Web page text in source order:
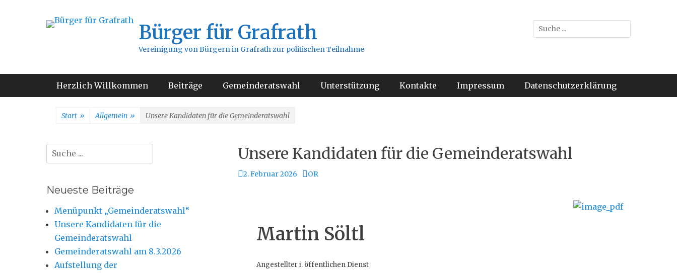
Bürger für Grafrath
Vereinigung von Bürgern in Grafrath zur politischen Teilnahme
Suche
nach:
Hauptmenü
Weiter
Herzlich Willkommen Beiträge Gemeinderatswahl Unterstützung Kontakte Impressum Datenschutzerklärung
Start » Allgemein » Unsere Kandidaten für die Gemeinderatswahl
Unsere Kandidaten für die Gemeinderatswahl
Veröffentlicht
2. Februar 2026 Autor
OR
Martin Söltl
Angestellter i. öffentlichen Dienst
Suche
nach:
Neueste Beiträge
Menüpunkt „Gemeinderatswahl“
Unsere Kandidaten für die
Gemeinderatswahl
Gemeinderatswahl am 8.3.2026
Aufstellung der